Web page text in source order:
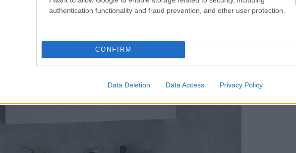
authentication functionality and fraud prevention, and other user protection.
CONFIRM
Data Deletion Data Access Privacy Policy